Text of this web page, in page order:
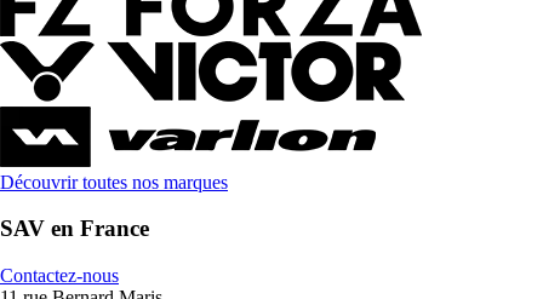
Découvrir toutes nos marques
SAV en France
Contactez-nous